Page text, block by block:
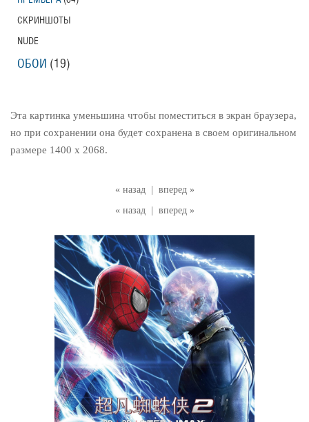
« назад
вперед »
« назад
вперед »
Эта картинка уменьшина чтобы поместиться в экран браузера,
но при сохранении она будет сохранена в своем оригинальном
размере 1400 x 2068.
СКРИНШОТЫ
NUDE
ОБОИ (19)